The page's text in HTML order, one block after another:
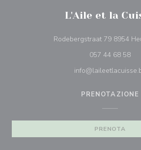
L'Aile et la
Rodebergstraat 79 8954
057 44 68 58
PRENOTAZIONE
PRENOTA